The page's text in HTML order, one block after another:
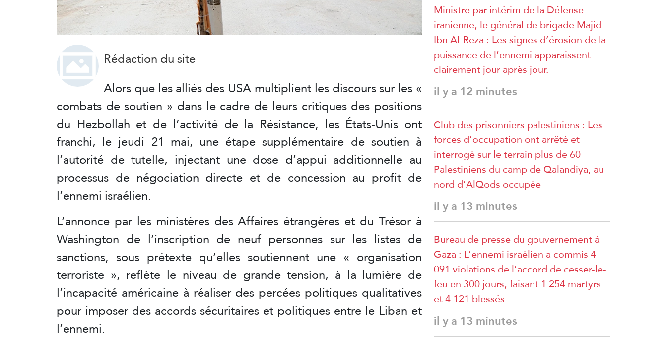
Rédaction du site
Alors que les alliés des USA multiplient les discours sur les «
combats de soutien » dans le cadre de leurs critiques des positions
du Hezbollah et de l’activité de la Résistance, les États-Unis ont
franchi, le jeudi 21 mai, une étape supplémentaire de soutien à
l’autorité de tutelle, injectant une dose d’appui additionnelle au
processus de négociation directe et de concession au profit de
l’ennemi israélien.
L’annonce par les ministères des Affaires étrangères et du Trésor à
Washington de l’inscription de neuf personnes sur les listes de
sanctions, sous prétexte qu’elles soutiennent une « organisation
terroriste », reflète le niveau de grande tension, à la lumière de
l’incapacité américaine à réaliser des percées politiques qualitatives
pour imposer des accords sécuritaires et politiques entre le Liban et
l’ennemi.
Ministre par intérim de la Défense
iranienne, le général de brigade Majid
Ibn Al-Reza : Les signes d’érosion de la
puissance de l’ennemi apparaissent
clairement jour après jour.
il y a 12 minutes
Club des prisonniers palestiniens : Les
forces d’occupation ont arrêté et
interrogé sur le terrain plus de 60
Palestiniens du camp de Qalandiya, au
nord d’AlQods occupée
il y a 13 minutes
Bureau de presse du gouvernement à
Gaza : L’ennemi israélien a commis 4
091 violations de l’accord de cesser-le-
feu en 300 jours, faisant 1 254 martyrs
et 4 121 blessés
il y a 13 minutes